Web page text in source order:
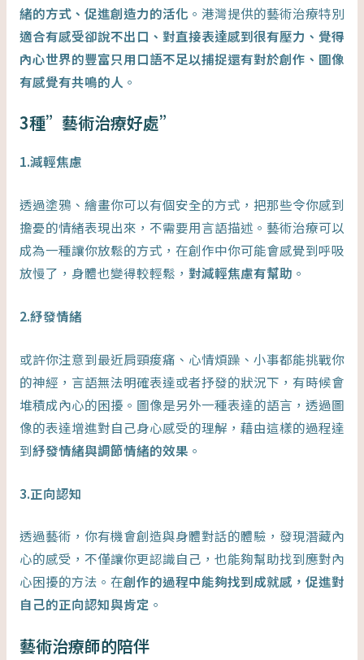
緒的方式、促進創造力的活化 。港灣提供的藝術治療特別
適合有感受卻說不出口、對直接表達感到很有壓力、覺得
內心世界的豐富只用口語不足以捕捉還有對於創作、圖像
有感覺有共鳴的人 。
3種”藝術治療好處”
1.減輕焦慮
透過塗鴉、繪畫你可以有個安全的方式，把那些令你感到
擔憂的情緒表現出來，不需要用言語描述。藝術治療可以
成為一種讓你放鬆的方式，在創作中你可能會感覺到呼吸
放慢了，身體也變得較輕鬆， 對減輕焦慮有幫助 。
2.紓發情緒
或許你注意到最近肩頸痠痛、心情煩躁、小事都能挑戰你
的神經，言語無法明確表達或者抒發的狀況下，有時候會
堆積成內心的困擾。圖像是另外一種表達的語言，透過圖
像的表達增進對自己身心感受的理解，藉由這樣的過程達
到紓發情緒與調節情緒的效果 。
3.正向認知
透過藝術，你有機會創造與身體對話的體驗，發現潛藏內
心的感受，不僅讓你更認識自己，也能夠幫助找到應對內
心困擾的方法。在創作的過程中能夠找到成就感，促進對
自己的正向認知與肯定 。
藝術治療師的陪伴